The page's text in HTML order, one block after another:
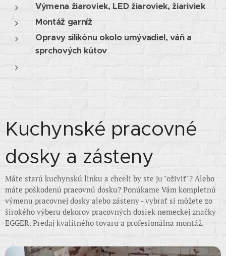
Výmena žiaroviek, LED žiaroviek, žiariviek
Montáž garníž
Opravy silikónu okolo umývadiel, váň a
sprchových kútov
Kuchynské pracovné
dosky a zásteny
Máte starú kuchynskú linku a chceli by ste ju "oživiť"? Alebo
máte poškodenú pracovnú dosku? Ponúkame Vám kompletnú
výmenu pracovnej dosky alebo zásteny - vybrať si môžete zo
širokého výberu dekorov pracovných dosiek nemeckej značky
EGGER. Predaj kvalitného tovaru a profesionálna montáž.